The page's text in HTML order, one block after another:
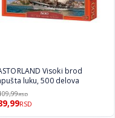
Visoki brod
luku, 500 delova
RSD
RSD